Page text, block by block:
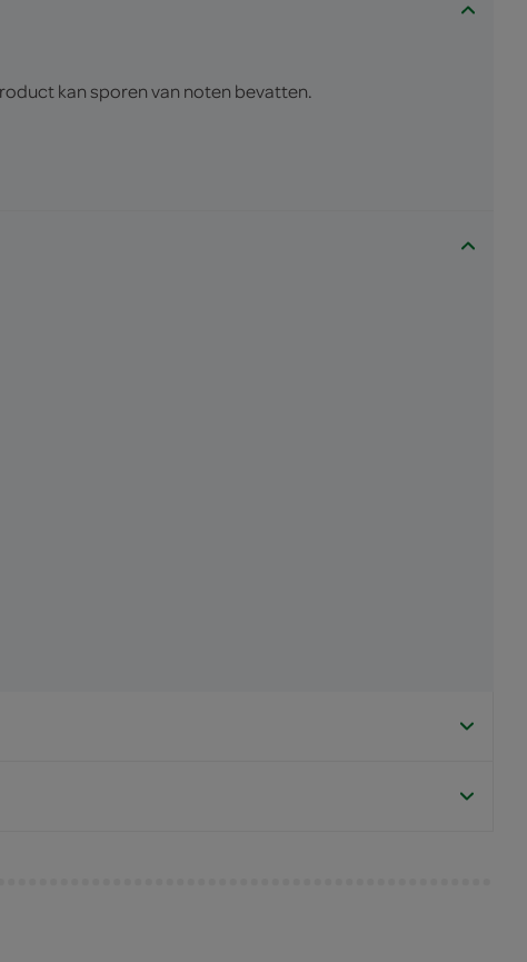
kan sporen van noten bevatten.